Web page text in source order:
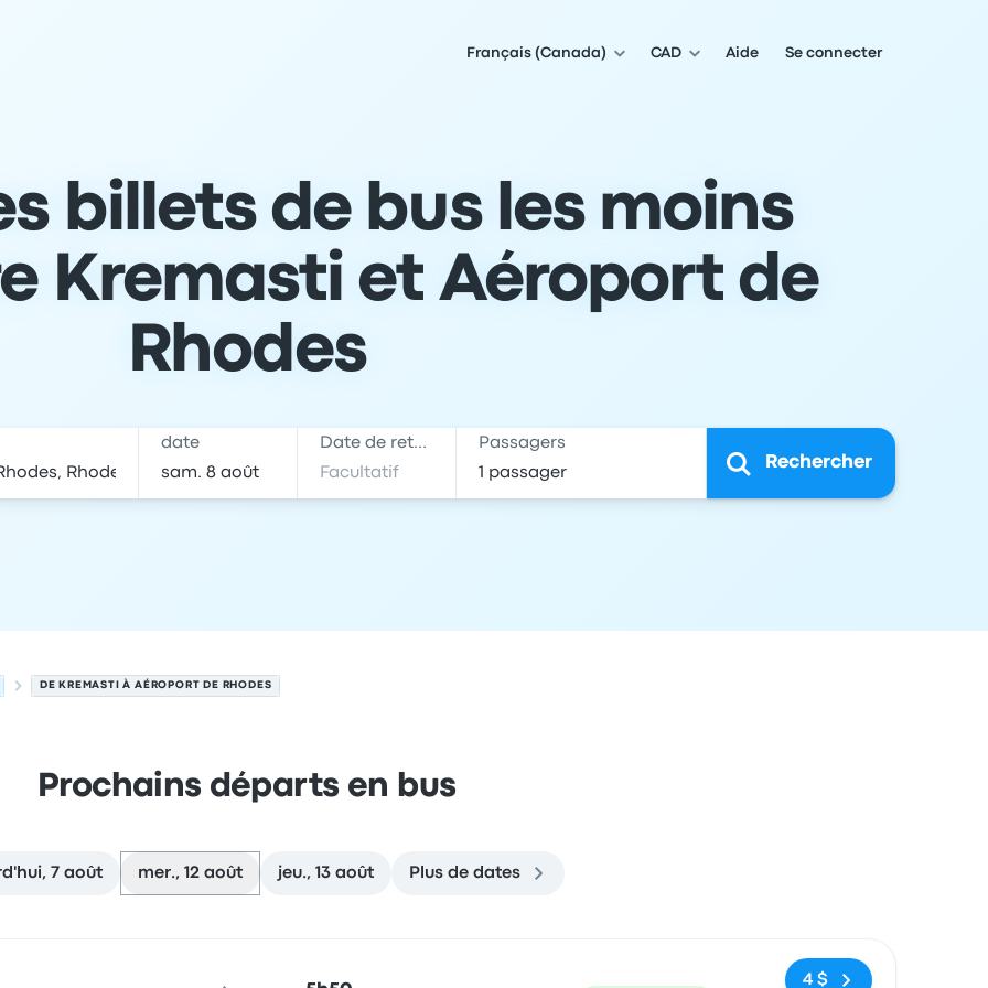
Français (Canada) CAD Aide Se connecter
billets de bus les moins
Kremasti et Aéroport de
Rhodes
date Date de retour Passagers
Rechercher
DE KREMASTI À AÉROPORT DE RHODES
Prochains départs en bus
7 août mer., 12 août jeu., 13 août Plus de dates
4 $